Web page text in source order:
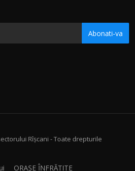
Abonati-va
Rîșcani - Toate drepturile
ORAȘE ÎNFRĂȚITE